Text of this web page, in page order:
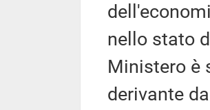
nello stato
Ministero è
derivante